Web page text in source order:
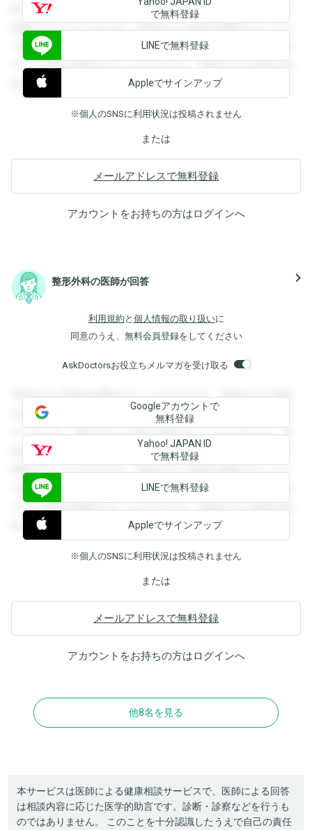
録すると回答を閲覧することができます。登録すると回答を
閲覧することができます。登録すると回答を閲覧することが
できます。登録すると回答を閲覧することができます。登録
すると回答を閲覧することができます。登録すると回答を閲
覧することができます。
で無料登録
LINEで無料登録
Appleでサインアップ
※個人のSNSに利用状況は投稿されません
または
メールアドレスで無料登録
アカウントをお持ちの方はログインへ
整形外科の医師が回答 navigate_next
利用規約 と 個人情報の取り扱いに
同意のうえ、無料会員登録をしてください
AskDoctorsお役立ちメルマガを受け取る
登録すると回答を閲覧することができます。登録すると回答
を閲覧することができます。登録すると回答を閲覧すること
ができます。登録すると回答を閲覧することができます。登
録すると回答を閲覧することができます。登録すると回答を
閲覧することができます。登録すると回答を閲覧することが
できます。登録すると回答を閲覧することができます。登録
すると回答を閲覧することができます。登録すると回答を閲
覧することができます。
Googleアカウントで
無料登録
Yahoo! JAPAN ID
で無料登録
LINEで無料登録
Appleでサインアップ
※個人のSNSに利用状況は投稿されません
または
メールアドレスで無料登録
アカウントをお持ちの方はログインへ
他8名を見る
本サービスは医師による健康相談サービスで、医師による回答
は相談内容に応じた医学的助言です。診断・診察などを行うも
のではありません。 このことを十分認識したうえで自己の責任